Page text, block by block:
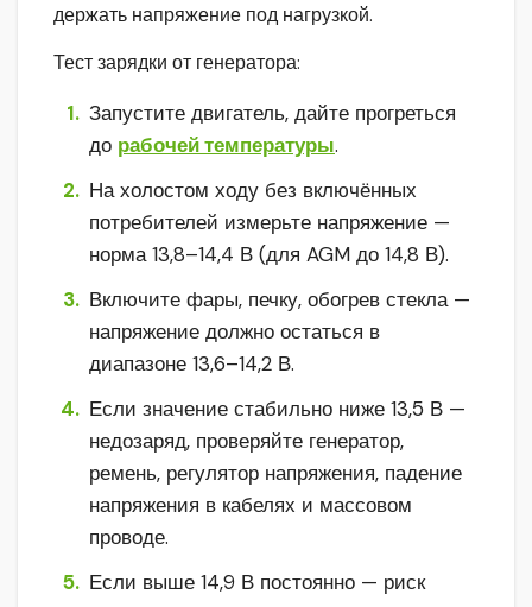
держать напряжение под нагрузкой.
Тест зарядки от генератора:
Запустите двигатель, дайте прогреться
до рабочей температуры.
На холостом ходу без включённых
потребителей измерьте напряжение —
норма 13,8–14,4 В (для AGM до 14,8 В).
Включите фары, печку, обогрев стекла —
напряжение должно остаться в
диапазоне 13,6–14,2 В.
Если значение стабильно ниже 13,5 В —
недозаряд, проверяйте генератор,
ремень, регулятор напряжения, падение
напряжения в кабелях и массовом
проводе.
Если выше 14,9 В постоянно — риск